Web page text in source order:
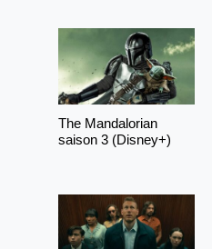
The Mandalorian
saison 3 (Disney+)